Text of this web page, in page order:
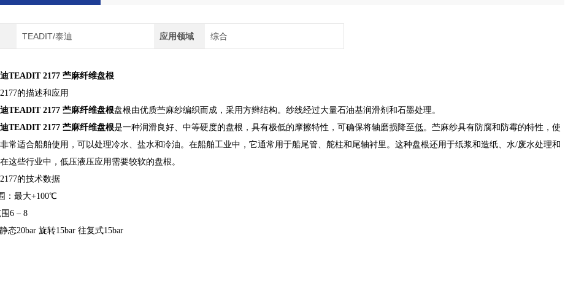
TEADIT/泰迪 应用领域 综合
TEADIT 2177 苎麻纤维盘根
的描述和应用
TEADIT 2177 苎麻纤维盘根盘根由优质苎麻纱编织而成，采用方辫结构。纱线经过大量石油基润滑剂和石墨处理。
TEADIT 2177 苎麻纤维盘根是一种润滑良好、中等硬度的盘根，具有极低的摩擦特性，可确保将轴磨损降至低。苎麻纱具有防腐和防霉的特性，使
常适合船舶使用，可以处理冷水、盐水和冷油。在船舶工业中，它通常用于船尾管、舵柱和尾轴衬里。这种盘根还用于纸浆和造纸、水/废水处理和
这些行业中，低压液压应用需要较软的盘根。
的技术数据
：最大+100℃
6 – 8
态20bar 旋转15bar 往复式15bar